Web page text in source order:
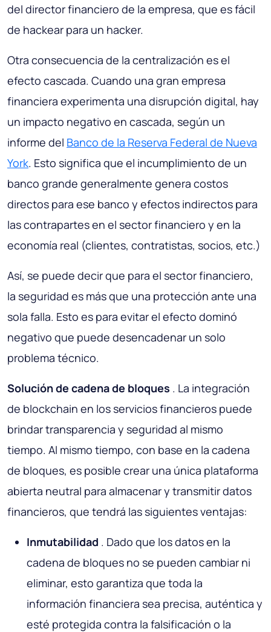
del director financiero de la empresa, que es fácil
de hackear para un hacker.
Otra consecuencia de la centralización es el
efecto cascada. Cuando una gran empresa
financiera experimenta una disrupción digital, hay
un impacto negativo en cascada, según un
informe del Banco de la Reserva Federal de Nueva
York. Esto significa que el incumplimiento de un
banco grande generalmente genera costos
directos para ese banco y efectos indirectos para
las contrapartes en el sector financiero y en la
economía real (clientes, contratistas, socios, etc.)
Así, se puede decir que para el sector financiero,
la seguridad es más que una protección ante una
sola falla. Esto es para evitar el efecto dominó
negativo que puede desencadenar un solo
problema técnico.
Solución de cadena de bloques . La integración
de blockchain en los servicios financieros puede
brindar transparencia y seguridad al mismo
tiempo. Al mismo tiempo, con base en la cadena
de bloques, es posible crear una única plataforma
abierta neutral para almacenar y transmitir datos
financieros, que tendrá las siguientes ventajas:
Inmutabilidad . Dado que los datos en la
cadena de bloques no se pueden cambiar ni
eliminar, esto garantiza que toda la
información financiera sea precisa, auténtica y
esté protegida contra la falsificación o la